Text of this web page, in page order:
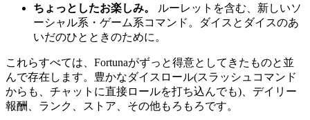
ちょっとしたお楽しみ。
ルーレットを含む、新しいソ
ーシャル系・ゲーム系コマンド。ダイスとダイスのあ
いだのひとときのために。
これらすべては、Fortunaがずっと得意としてきたものと並
んで存在します。豊かなダイスロール(スラッシュコマンド
からも、チャットに直接ロールを打ち込んでも)、デイリー
報酬、ランク、ストア、その他もろもろです。